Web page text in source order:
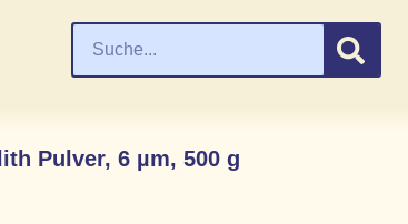
Pulver, 6 µm, 500 g